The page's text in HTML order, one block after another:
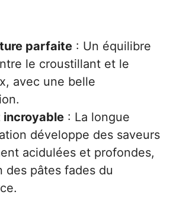
parfaite : Un équilibre
le croustillant et le
avec une belle
incroyable : La longue
développe des saveurs
acidulées et profondes,
des pâtes fades du